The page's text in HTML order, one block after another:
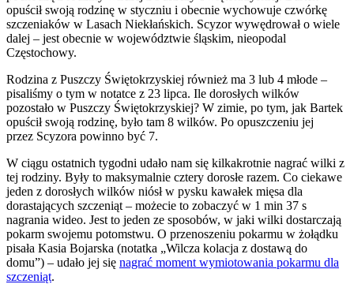
opuścił swoją rodzinę w styczniu i obecnie wychowuje czwórkę
szczeniaków w Lasach Niekłańskich. Scyzor wywędrował o wiele
dalej – jest obecnie w województwie śląskim, nieopodal
Częstochowy.
Rodzina z Puszczy Świętokrzyskiej również ma 3 lub 4 młode –
pisaliśmy o tym w notatce z 23 lipca. Ile dorosłych wilków
pozostało w Puszczy Świętokrzyskiej? W zimie, po tym, jak Bartek
opuścił swoją rodzinę, było tam 8 wilków. Po opuszczeniu jej
przez Scyzora powinno być 7.
W ciągu ostatnich tygodni udało nam się kilkakrotnie nagrać wilki z
tej rodziny. Były to maksymalnie cztery dorosłe razem. Co ciekawe
jeden z dorosłych wilków niósł w pysku kawałek mięsa dla
dorastających szczeniąt – możecie to zobaczyć w 1 min 37 s
nagrania wideo. Jest to jeden ze sposobów, w jaki wilki dostarczają
pokarm swojemu potomstwu. O przenoszeniu pokarmu w żołądku
pisała Kasia Bojarska (notatka „Wilcza kolacja z dostawą do
domu”) – udało jej się nagrać moment wymiotowania pokarmu dla
szczeniąt.